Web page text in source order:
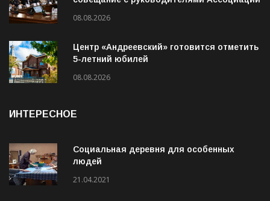
08.08.2026
Центр «Андреевский» готовится отметить
5-летний юбилей
08.08.2026
ИНТЕРЕСНОЕ
Социальная деревня для особенных
людей
21.04.2021